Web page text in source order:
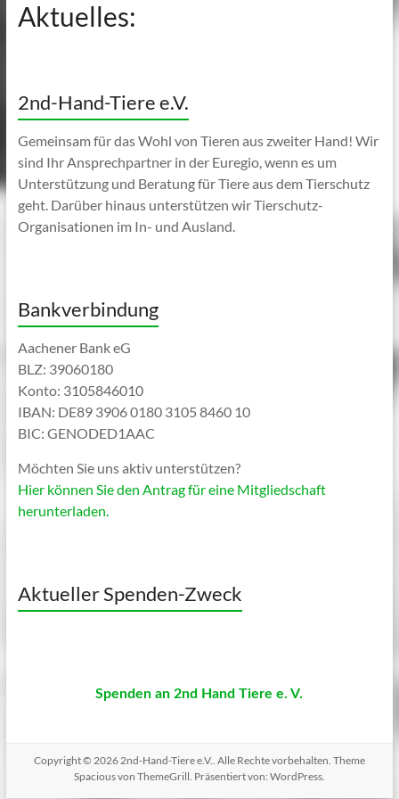
Aktuelles:
2nd-Hand-Tiere e.V.
Gemeinsam für das Wohl von Tieren aus zweiter Hand! Wir
sind Ihr Ansprechpartner in der Euregio, wenn es um
Unterstützung und Beratung für Tiere aus dem Tierschutz
geht. Darüber hinaus unterstützen wir Tierschutz-
Organisationen im In- und Ausland.
Bankverbindung
Aachener Bank eG
BLZ: 39060180
Konto: 3105846010
IBAN: DE89 3906 0180 3105 8460 10
BIC: GENODED1AAC
Möchten Sie uns aktiv unterstützen?
Hier können Sie den Antrag für eine Mitgliedschaft
herunterladen.
Aktueller Spenden-Zweck
Spenden an 2nd Hand Tiere e. V.
Copyright © 2026 2nd-Hand-Tiere e.V. . Alle Rechte vorbehalten. Theme
Spaciousvon ThemeGrill. Präsentiert von: WordPress.